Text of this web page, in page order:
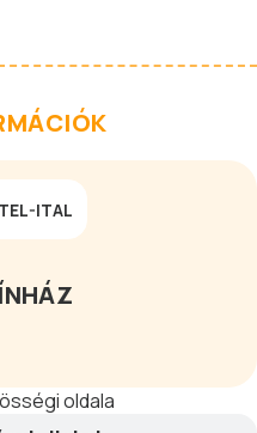
ITAL
oldala